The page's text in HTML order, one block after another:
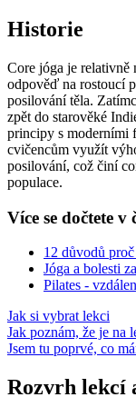
Historie
Core jóga je
odpověď na rostoucí
posilování těla.
zpět do starověké
principy s moderními
cvičencům využít
posilování, což činí
populace.
Více se dočtete v
12 důvodů
Jóga a bolesti
Pilates -
Jak si vybrat lekci
Jak poznám, že je na
Jsem tu poprvé, co
Rozvrh lekcí